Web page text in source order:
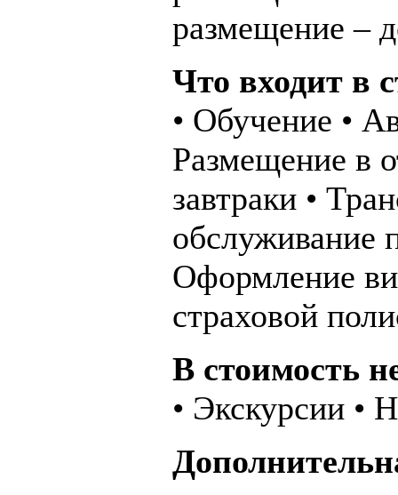
размещение –
Что входит в
• Обучение •
Размещение в
завтраки •
обслуживание
Оформление
страховой
В стоимость
• Экскурсии •